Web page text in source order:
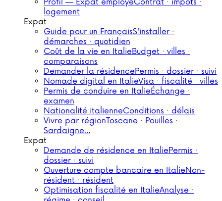
Profil — Expat employéContrat · impôts ·
logement
Expat
Guide pour un FrançaisS'installer ·
démarches · quotidien
Coût de la vie en ItalieBudget · villes ·
comparaisons
Demander la résidencePermis · dossier · suivi
Nomade digital en ItalieVisa · fiscalité · villes
Permis de conduire en ItalieÉchange ·
examen
Nationalité italienneConditions · délais
Vivre par régionToscane · Pouilles ·
Sardaigne…
Expat
Demande de résidence en ItaliePermis ·
dossier · suivi
Ouverture compte bancaire en ItalieNon-
résident · résident
Optimisation fiscalité en ItalieAnalyse ·